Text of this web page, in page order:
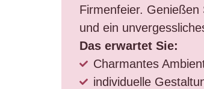
Firmenfeier.
und ein
Das erwartet Sie:
Charmantes
individuelle